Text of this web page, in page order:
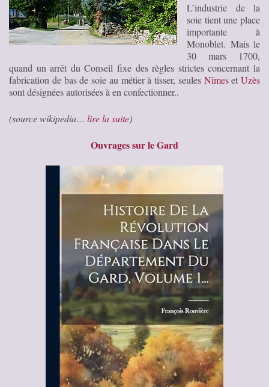
L’industrie de la
soie tient une place
importante à
Monoblet. Mais le
30 mars 1700,
quand un arrêt du Conseil fixe des règles strictes concernant la
fabrication de bas de soie au métier à tisser, seules Nîmeset Uzès
sont désignées autorisées à en confectionner..
(source wikipedia… lire la suite)
Ouvrages sur le Gard